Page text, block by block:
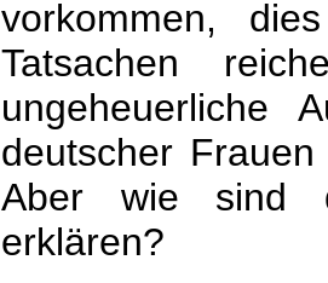
vorkommen,
Tatsachen
ungeheuerliche
deutscher
Aber wie sind
erklären?